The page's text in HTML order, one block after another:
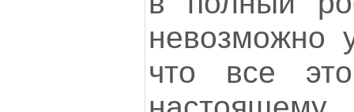
невозможно
что все